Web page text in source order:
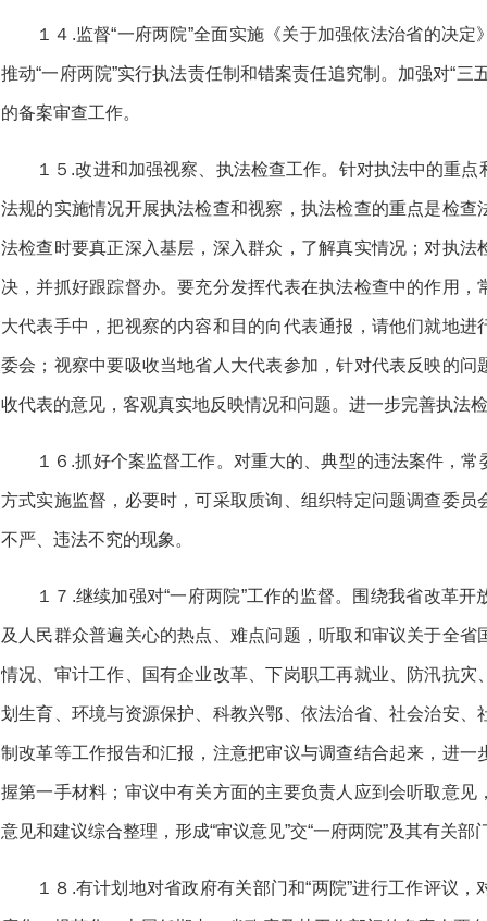
１４.监督“一府两院”全面实施《关于加强依法治省的决
推动“一府两院”实行执法责任制和错案责任追究制。加强对“三
的备案审查工作。
１５.改进和加强视察、执法检查工作。针对执法中的重
法规的实施情况开展执法检查和视察，执法检查的重点是检
法检查时要真正深入基层，深入群众，了解真实情况；对执
决，并抓好跟踪督办。要充分发挥代表在执法检查中的作用
大代表手中，把视察的内容和目的向代表通报，请他们就地
委会；视察中要吸收当地省人大代表参加，针对代表反映的
收代表的意见，客观真实地反映情况和问题。进一步完善执法
１６.抓好个案监督工作。对重大的、典型的违法案件，
方式实施监督，必要时，可采取质询、组织特定问题调查委
不严、违法不究的现象。
１７.继续加强对“一府两院”工作的监督。围绕我省改革
及人民群众普遍关心的热点、难点问题，听取和审议关于全
情况、审计工作、国有企业改革、下岗职工再就业、防汛抗
划生育、环境与资源保护、科教兴鄂、依法治省、社会治安
制改革等工作报告和汇报，注意把审议与调查结合起来，进
握第一手材料；审议中有关方面的主要负责人应到会听取意
意见和建议综合整理，形成“审议意见”交“一府两院”及其有关
１８.有计划地对省政府有关部门和“两院”进行工作评议